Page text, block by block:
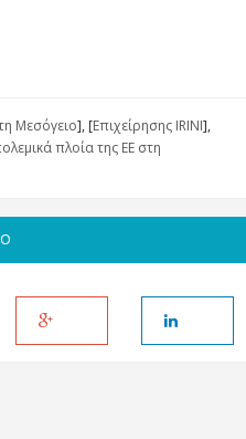
Μεσόγειο], [Επιχείρησης IRINI],
πλοία της ΕΕ στη